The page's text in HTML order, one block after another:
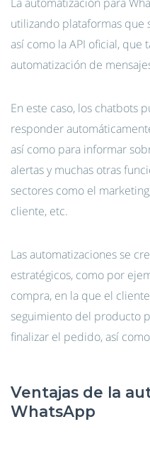
utilizando plataformas que
así como la API oficial,
automatización de
En este caso, los chatbots
responder
así como para informar
alertas y muchas otras
sectores como el
cliente, etc.
Las automatizaciones se
estratégicos, como por
compra, en la que el
seguimiento del producto
finalizar el pedido, así
Ventajas de la
WhatsApp